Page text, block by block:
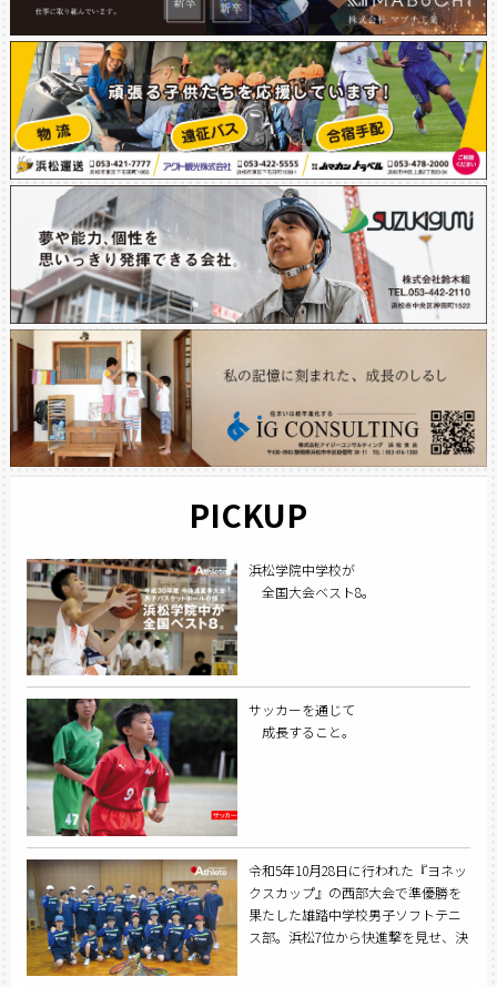
PICKUP
浜松学院中学校が
全国大会ベスト8。
サッカーを通じて
成長すること。
令和5年10月28日に行われた『ヨネッ
クスカップ』の西部大会で準優勝を
果たした雄踏中学校男子ソフトテニ
ス部。浜松7位から快進撃を見せ、決